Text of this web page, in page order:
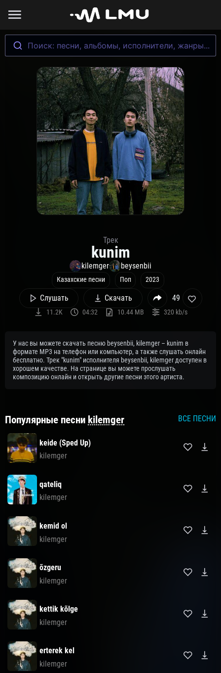
Поиск: песни, альбомы, исполнители, жанры...
Трек
kunim
kilemger beysenbii
Казахские песни Поп 2023
Слушать Скачать 49
11.2K 04:32 10.44 MB 320 kb/s
У нас вы можете скачать песню beysenbii, kilemger – kunim в
формате MP3 на телефон или компьютер, а также слушать онлайн
бесплатно. Трек "kunim" исполнителя beysenbii, kilemger доступен в
хорошем качестве. На странице вы можете прослушать
композицию онлайн и открыть другие песни этого артиста.
Популярные песни kilemger ВСЕ ПЕСНИ
keide (Sped Up)
kilemger
qateliq
kilemger
kemid ol
kilemger
õzgeru
kilemger
kettik kõlge
kilemger
erterek kel
kilemger